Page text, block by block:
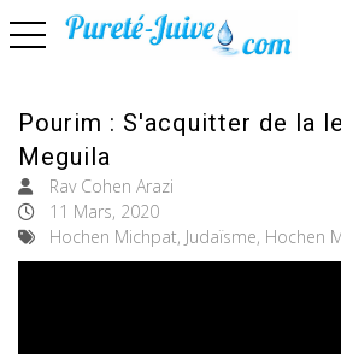
basculer la navigation
Pourim : S'acquitter de la
Meguila
Rav Cohen Arazi
11 Mars, 2020
Hochen Michpat, Judaïsme, Hochen